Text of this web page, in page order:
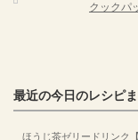
クックパ
最近の今日のレシピ
ほうじ茶ゼリードリンク